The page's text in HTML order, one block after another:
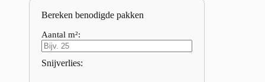
Bereken benodigde pakken
Aantal m²:
Snijverlies: